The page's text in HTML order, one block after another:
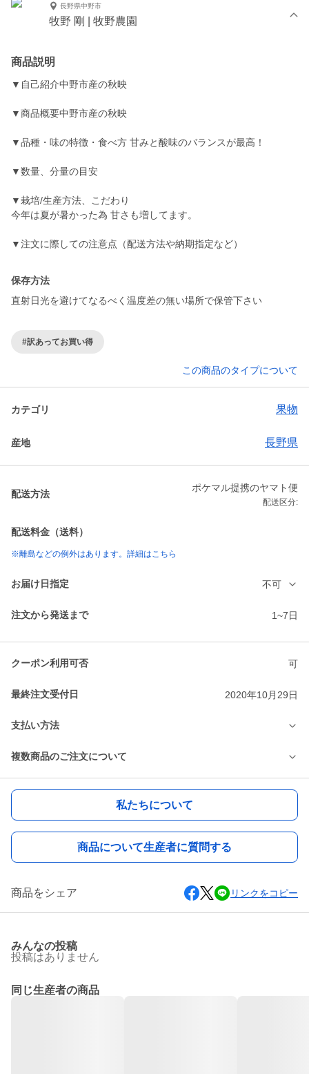
長野県中野市
牧野 剛 | 牧野農園
商品説明
▼自己紹介中野市産の秋映
▼商品概要中野市産の秋映
▼品種・味の特徴・食べ方 甘みと酸味のバランスが最高！
▼数量、分量の目安
▼栽培/生産方法、こだわり
今年は夏が暑かった為 甘さも増してます。
▼注文に際しての注意点（配送方法や納期指定など）
保存方法
直射日光を避けてなるべく温度差の無い場所で保管下さい
#訳あってお買い得
この商品のタイプについて
カテゴリ 果物
産地 長野県
配送方法
ポケマル提携のヤマト便
配送区分:
配送料金（送料）
※離島などの例外はあります。詳細はこちら
お届け日指定 不可
注文から発送まで 1~7日
クーポン利用可否 可
最終注文受付日 2020年10月29日
支払い方法
複数商品のご注文について
私たちについて
商品について生産者に質問する
商品をシェア リンクをコピー
みんなの投稿
投稿はありません
同じ生産者の商品